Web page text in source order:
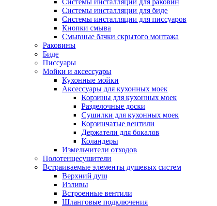
Системы инсталляции для раковин
Системы инсталляции для биде
Системы инсталляции для писсуаров
Кнопки смыва
Смывные бачки скрытого монтажа
Раковины
Биде
Писсуары
Мойки и аксессуары
Кухонные мойки
Аксессуары для кухонных моек
Корзины для кухонных моек
Разделочные доски
Сушилки для кухонных моек
Корзинчатые вентили
Держатели для бокалов
Коландеры
Измельчители отходов
Полотенцесушители
Встраиваемые элементы душевых систем
Верхний душ
Изливы
Встроенные вентили
Шланговые подключения